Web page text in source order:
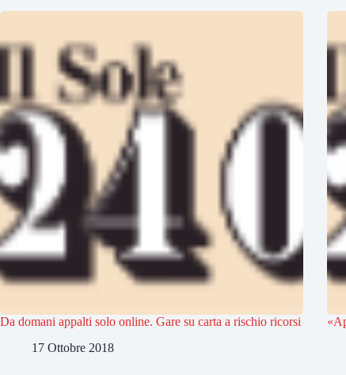
Da domani appalti solo online. Gare su carta a rischio ricorsi
17 Ottobre 2018